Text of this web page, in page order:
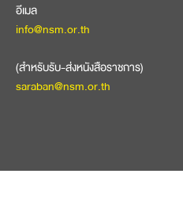
อีเมล
info@nsm.or.th
(สำหรับรับ-ส่งหนังสือราชการ)
saraban@nsm.or.th